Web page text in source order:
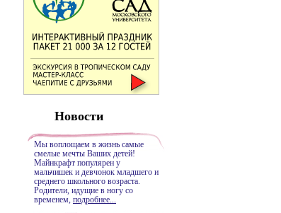
Новости
Мы воплощаем в жизнь самые
смелые мечты Ваших детей!
Майнкрафт популярен у
мальчишек и девчонок младшего и
среднего школьного возраста.
Родители, идущие в ногу со
временем, подробнее...